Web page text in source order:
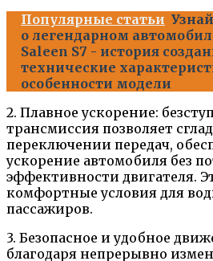
Популярные статьи
о легендарном
Saleen S7 - история
технические
особенности модели
2. Плавное ускорение:
трансмиссия позволяет
переключении передач,
ускорение автомобиля без
эффективности двигателя.
комфортные условия для
пассажиров.
3. Безопасное и удобное
благодаря непрерывно